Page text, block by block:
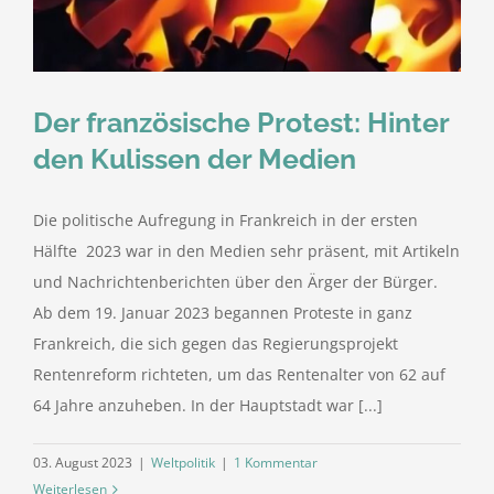
Der französische Protest: Hinter
den Kulissen der Medien
Die politische Aufregung in Frankreich in der ersten
Hälfte 2023 war in den Medien sehr präsent, mit Artikeln
und Nachrichtenberichten über den Ärger der Bürger.
Ab dem 19. Januar 2023 begannen Proteste in ganz
Frankreich, die sich gegen das Regierungsprojekt
Rentenreform richteten, um das Rentenalter von 62 auf
64 Jahre anzuheben. In der Hauptstadt war [...]
03. August 2023 | Weltpolitik | 1 Kommentar
Weiterlesen